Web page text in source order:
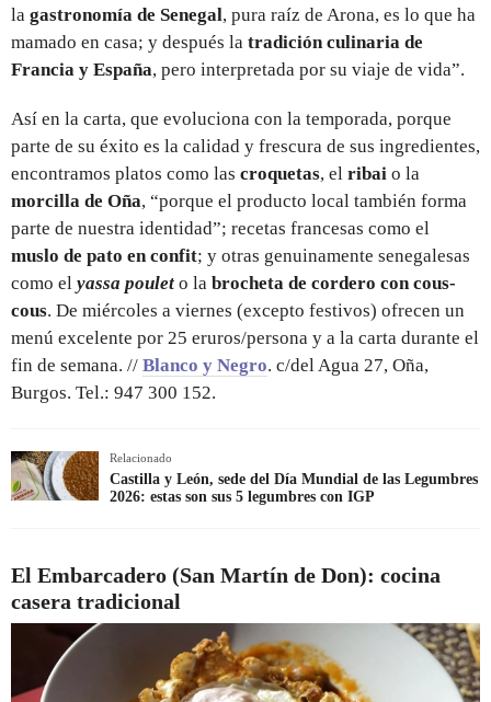
la gastronomía de Senegal, pura raíz de Arona, es lo que ha
mamado en casa; y después la tradición culinaria de
Francia y España, pero interpretada por su viaje de vida”.
Así en la carta, que evoluciona con la temporada, porque
parte de su éxito es la calidad y frescura de sus ingredientes,
encontramos platos como las croquetas, el ribai o la
morcilla de Oña, “porque el producto local también forma
parte de nuestra identidad”; recetas francesas como el
muslo de pato en confit; y otras genuinamente senegalesas
como el yassa poulet o la brocheta de cordero con cous-
cous. De miércoles a viernes (excepto festivos) ofrecen un
menú excelente por 25 eruros/persona y a la carta durante el
fin de semana. // Blanco y Negro. c/del Agua 27, Oña,
Burgos. Tel.: 947 300 152.
Relacionado
Castilla y León, sede del Día Mundial de las Legumbres
2026: estas son sus 5 legumbres con IGP
El Embarcadero (San Martín de Don): cocina
casera tradicional